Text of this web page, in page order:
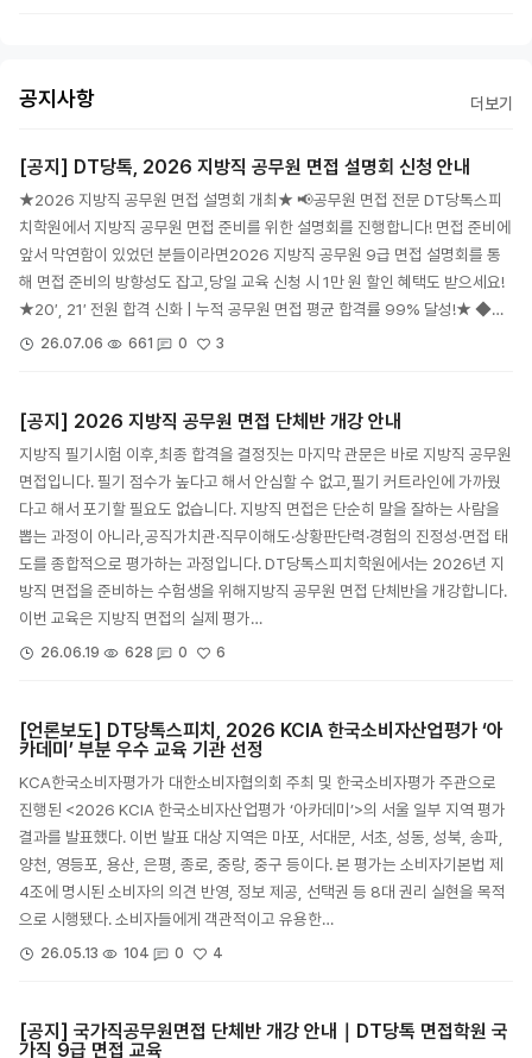
공지사항 더보기
[공지] DT당톡, 2026 지방직 공무원 면접 설명회 신청 안내
★2026 지방직 공무원 면접 설명회 개최★ 📢공무원 면접 전문 DT당톡스피
치학원에서 지방직 공무원 면접 준비를 위한 설명회를 진행합니다! 면접 준비에
앞서 막연함이 있었던 분들이라면2026 지방직 공무원 9급 면접 설명회를 통
해 면접 준비의 방향성도 잡고,당일 교육 신청 시 1만 원 할인 혜택도 받으세요!
★20′, 21′ 전원 합격 신화 | 누적 공무원 면접 평균 합격률 99% 달성!★ ◆…
26.07.06 661 0 3
[공지] 2026 지방직 공무원 면접 단체반 개강 안내
지방직 필기시험 이후,최종 합격을 결정짓는 마지막 관문은 바로 지방직 공무원
면접입니다. 필기 점수가 높다고 해서 안심할 수 없고,필기 커트라인에 가까웠
다고 해서 포기할 필요도 없습니다. 지방직 면접은 단순히 말을 잘하는 사람을
뽑는 과정이 아니라,공직가치관·직무이해도·상황판단력·경험의 진정성·면접 태
도를 종합적으로 평가하는 과정입니다. DT당톡스피치학원에서는 2026년 지
방직 면접을 준비하는 수험생을 위해지방직 공무원 면접 단체반을 개강합니다.
이번 교육은 지방직 면접의 실제 평가…
26.06.19 628 0 6
[언론보도] DT당톡스피치, 2026 KCIA 한국소비자산업평가 ‘아
카데미’ 부분 우수 교육 기관 선정
KCA한국소비자평가가 대한소비자협의회 주최 및 한국소비자평가 주관으로
진행된 <2026 KCIA 한국소비자산업평가 ‘아카데미’>의 서울 일부 지역 평가
결과를 발표했다. 이번 발표 대상 지역은 마포, 서대문, 서초, 성동, 성북, 송파,
양천, 영등포, 용산, 은평, 종로, 중랑, 중구 등이다. 본 평가는 소비자기본법 제
4조에 명시된 소비자의 의견 반영, 정보 제공, 선택권 등 8대 권리 실현을 목적
으로 시행됐다. 소비자들에게 객관적이고 유용한…
26.05.13 104 0 4
[공지] 국가직공무원면접 단체반 개강 안내｜DT당톡 면접학원 국
가직 9급 면접 교육